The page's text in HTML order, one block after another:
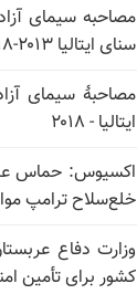
مصاحبه سیمای
سنای ایتالیا ۲۰۱۳-۲۰۱۸
مصاحبهٔ سیمای
ایتالیا - ۲۰۱۸
اکسیوس: حماس
خلع‌سلاح ترامپ
کشور برای تأمین